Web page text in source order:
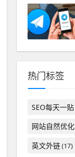
热门标签
SEO每天一贴
网站自然优化
英文外链(17)